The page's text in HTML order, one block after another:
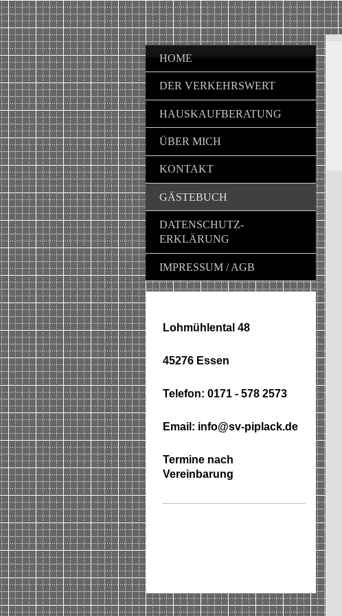
HOME
DER VERKEHRSWERT
HAUSKAUFBERATUNG
ÜBER MICH
KONTAKT
GÄSTEBUCH
DATENSCHUTZ-
ERKLÄRUNG
IMPRESSUM / AGB
Lohmühlental 48
45276 Essen
Telefon: 0171 - 578 2573
Email: info@sv-piplack.de
Termine nach
Vereinbarung